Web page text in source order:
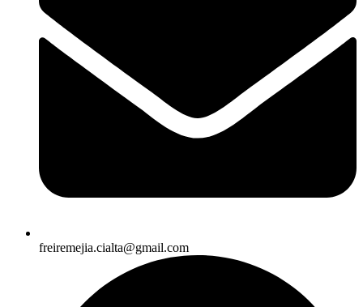
freiremejia.cialta@gmail.com